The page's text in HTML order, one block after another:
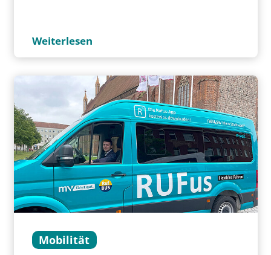
Weiterlesen
Mobilität